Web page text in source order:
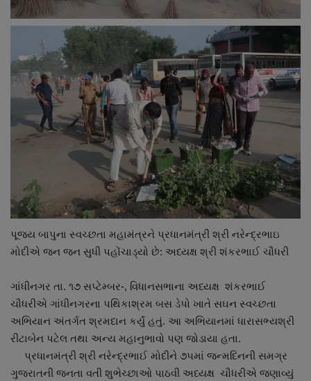
પૂજ્ય બાપુના સ્વચ્છતા મહામંત્રને પ્રધાનમંત્રી શ્રી નરેન્દ્રભાઇ
મોદીએ જન જન સુધી પહોંચાડ્યો છે: અધ્યક્ષ શ્રી શંકરભાઈ ચૌધરી
ગાંધીનગર તા. ૧૭ સપ્ટેમ્બર-, વિધાનસભાના અધ્યક્ષ શંકરભાઈ
ચૌધરીએ ગાંધીનગરના પથિકાશ્રમ બસ ડેપો ખાતે સઘન સ્વચ્છતા
અભિયાન અંતર્ગત શ્રમદાન કર્યું હતું. આ અભિયાનમાં ધારાસભ્યશ્રી
રીટાબેન પટેલ તથા અન્ય મહાનુભાવો પણ જોડાયા હતા.
પ્રધાનમંત્રી શ્રી નરેન્દ્રભાઈ મોદીને ૭૫માં જન્મદિનની સમગ્ર
ગુજરાતની જનતા વતી શુભેચ્છાઓ પાઠવી અધ્યક્ષ ચૌધરીએ જણાવ્યું